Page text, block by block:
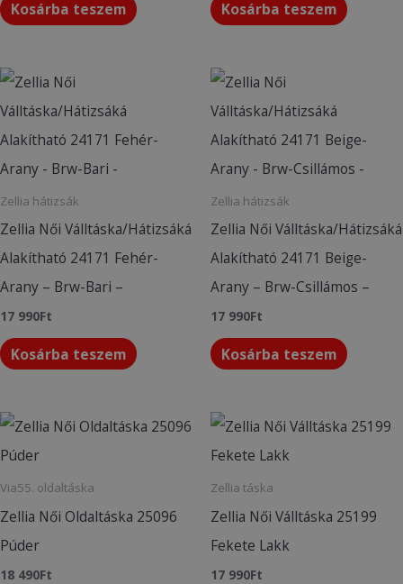
Kosárba teszem Kosárba teszem
Zellia hátizsák
Zellia Női Válltáska/Hátizsáká
Alakítható 24171 Fehér-
Arany – Brw-Bari –
17 990Ft
Kosárba teszem
Zellia hátizsák
Zellia Női Válltáska/Hátizsáká
Alakítható 24171 Beige-
Arany – Brw-Csillámos –
17 990Ft
Kosárba teszem
Via55. oldaltáska
Zellia Női Oldaltáska 25096
Púder
18 490Ft
Zellia táska
Zellia Női Válltáska 25199
Fekete Lakk
17 990Ft